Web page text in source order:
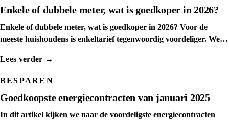
Enkele of dubbele meter, wat is goedkoper in 2026?
Enkele of dubbele meter, wat is goedkoper in 2026? Voor de
meeste huishoudens is enkeltarief tegenwoordig voordeliger. We
Lees verder →
BESPAREN
Goedkoopste energiecontracten van januari 2025
In dit artikel kijken we naar de voordeligste energiecontracten